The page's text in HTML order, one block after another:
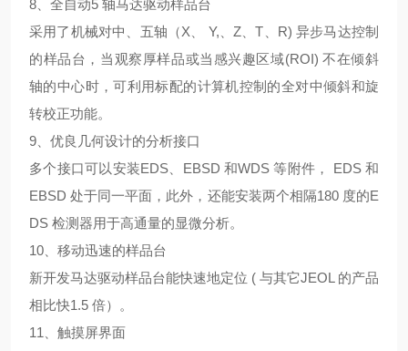
8、全自动5 轴马达驱动样品台
采用了机械对中、五轴（X、 Y,、Z、T、R) 异步马达控制
的样品台，当观察厚样品或当感兴趣区域(ROI) 不在倾斜
轴的中心时，可利用标配的计算机控制的全对中倾斜和旋
转校正功能。
9、优良几何设计的分析接口
多个接口可以安装EDS、EBSD 和WDS 等附件， EDS 和
EBSD 处于同一平面，此外，还能安装两个相隔180 度的E
DS 检测器用于高通量的显微分析。
10、移动迅速的样品台
新开发马达驱动样品台能快速地定位 ( 与其它JEOL 的产品
相比快1.5 倍）。
11、触摸屏界面